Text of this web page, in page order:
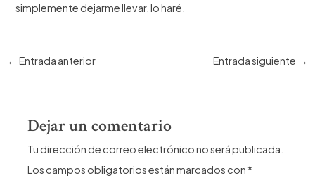
simplemente dejarme llevar, lo haré.
Navegación
← Entrada anterior Entrada siguiente →
Dejar un comentario
Tu dirección de correo electrónico no será publicada.
Los campos obligatorios están marcados con*